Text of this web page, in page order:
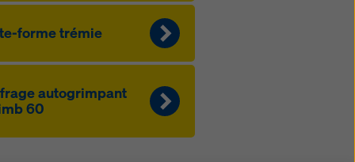
forme trémie
autogrimpant
60